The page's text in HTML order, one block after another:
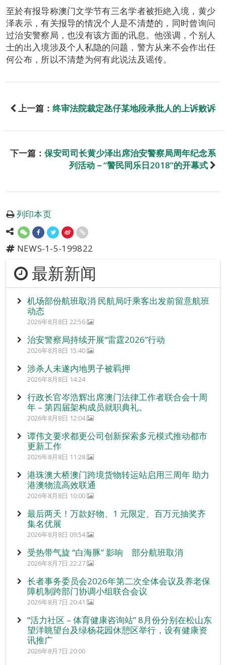
至於有报导称澳门文学节有三名学者被拒絶入境，黄少
泽表示，有关报导的情况个人是不清楚的，同时曾询问
过治安警察局，也没有该方面的讯息。他强调，个别人
士的出入境涉及个人私隐的问题，警方从来不会作出任
何公布，所以不清楚为何有此说法及谣传。
上一篇： 终审法院裁定氹仔某地段承批人的上诉败诉
下一篇： 保安司司长黄少泽出席治安警察局周年纪念系
列活动－“警民同乐日2018”的开幕式
列印本页
NEWS-1-5-199822
最新新闻
机场部份航班取消 民航局吁乘客出发前留意航班
动态
2026年8月8日 22:56
治安警察局持续开展“雷霆2026”行动
2026年8月8日 15:40
涉杀人未遂内地男子被羁押
2026年8月8日 14:24
行政长官岑浩辉出席澳门法律工作者联合会十周
年 – 第四届架构成员就职典礼。
2026年8月8日 12:04
谭伟文要求都更公司创新探索多元模式推动都市
更新工作
2026年8月8日 11:28
港珠澳大桥澳门跨境货物转运站启用三周年 助力
港澳物流高效联通
2026年8月8日 10:00
最后两天！万款好物、1 元限定、百万元抽奖齐
集名优展
2026年8月8日 09:54
受热带气旋 “白海豚” 影响 部分航班取消
2026年8月7日 22:27
长者事务委员会2026年第二次全体会议及养老保
障机制跨部门协调小组联合会议
2026年8月7日 20:41
“活力社区 – 体育健康咨询站” 8月份分别在松山东
望洋眺望台及绿杨花园休憩区举行，设有健康资
讯推广
2026年8月7日 20:00